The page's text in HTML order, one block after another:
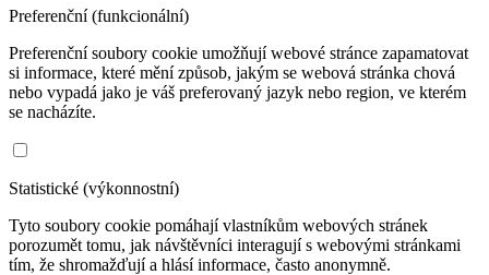
Preferenční (funkcionální)
Preferenční soubory cookie umožňují webové stránce zapamatovat
si informace, které mění způsob, jakým se webová stránka chová
nebo vypadá jako je váš preferovaný jazyk nebo region, ve kterém
se nacházíte.
Statistické (výkonnostní)
Tyto soubory cookie pomáhají vlastníkům webových stránek
porozumět tomu, jak návštěvníci interagují s webovými stránkami
tím, že shromažďují a hlásí informace, často anonymně.